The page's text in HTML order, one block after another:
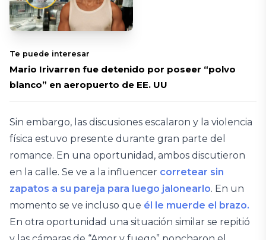
Te puede interesar
Mario Irivarren fue detenido por poseer “polvo
blanco” en aeropuerto de EE. UU
Sin embargo, las discusiones escalaron y la violencia
física estuvo presente durante gran parte del
romance. En una oportunidad, ambos discutieron
en la calle. Se ve a la influencer corretear sin
zapatos a su pareja para luego jalonearlo. En un
momento se ve incluso que él le muerde el brazo.
En otra oportunidad una situación similar se repitió